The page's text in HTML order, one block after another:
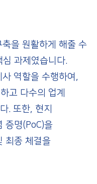
을 원활하게 해줄 수
과제였습니다.
역할을 수행하여,
고 다수의 업계
. 또한, 현지
증명(PoC)을
최종 체결을